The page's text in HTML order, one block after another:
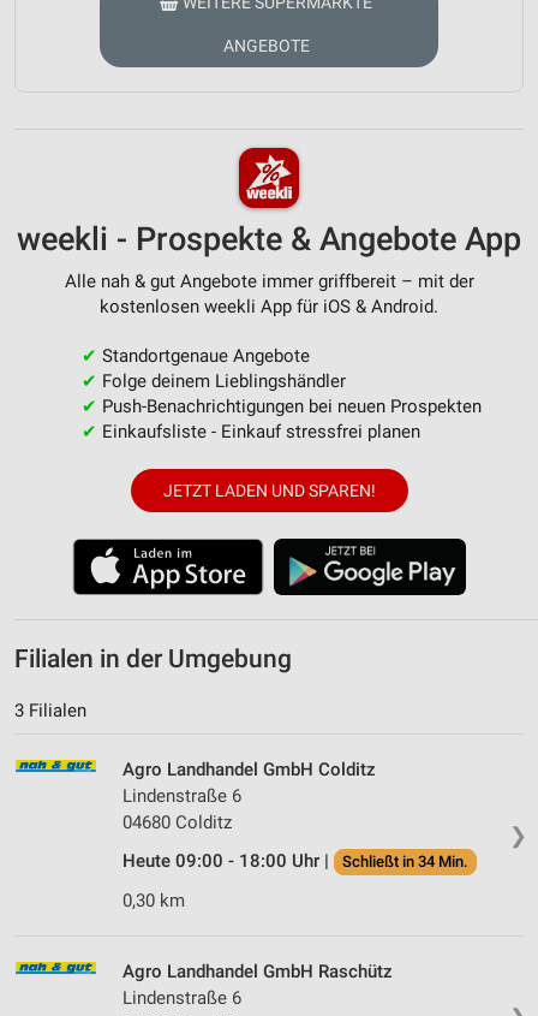
ANGEBOTE
weekli - Prospekte & Angebote App
Alle nah & gut Angebote immer griffbereit – mit der
kostenlosen weekli App für iOS & Android.
✔ Standortgenaue Angebote
✔ Folge deinem Lieblingshändler
✔ Push-Benachrichtigungen bei neuen Prospekten
✔ Einkaufsliste - Einkauf stressfrei planen
JETZT LADEN UND SPAREN!
Filialen in der Umgebung
3 Filialen
❯
Agro Landhandel GmbH Colditz
Lindenstraße 6
04680 Colditz
Heute 09:00 - 18:00 Uhr |
Schließt in 34 Min.
0,30 km
Agro Landhandel GmbH Raschütz
Lindenstraße 6